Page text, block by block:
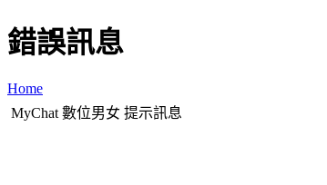
錯誤訊息
Home
MyChat 數位男女 提示訊息